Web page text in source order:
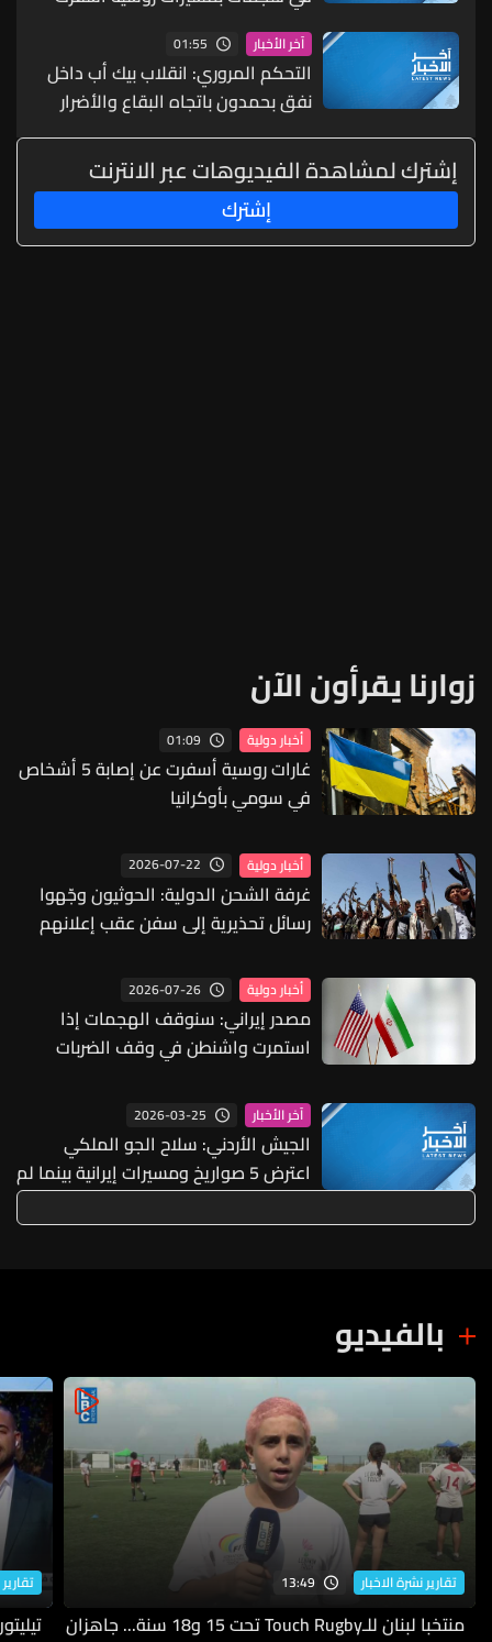
أيضا عن أضرار في البنية التحتية
والمنازل
آخر الأخبار 01:55
التحكم المروري: انقلاب بيك أب داخل
نفق بحمدون باتجاه البقاع والأضرار
مادية وتم تحويل السير الى محاذاة
النفق والسير طبيعي
إشترك لمشاهدة الفيديوهات عبر الانترنت
إشترك
زوارنا يقرأون الآن
أخبار دولية 01:09
غارات روسية أسفرت عن إصابة 5 أشخاص
في سومي بأوكرانيا
أخبار دولية 2026-07-22
غرفة الشحن الدولية: الحوثيون وجّهوا
رسائل تحذيرية إلى سفن عقب إعلانهم
أخبار دولية 2026-07-26
مصدر إيراني: سنوقف الهجمات إذا
استمرت واشنطن في وقف الضربات
آخر الأخبار 2026-03-25
الجيش الأردني: سلاح الجو الملكي
اعترض 5 صواريخ ومسيرات إيرانية بينما لم
تتمكن الدفاعات من صد صاروخ واحد
بالفيديو
تقارير نشرة الاخبار 13:49
منتخبا لبنان للـTouch Rugby تحت 15 و18 سنة... جاهزان